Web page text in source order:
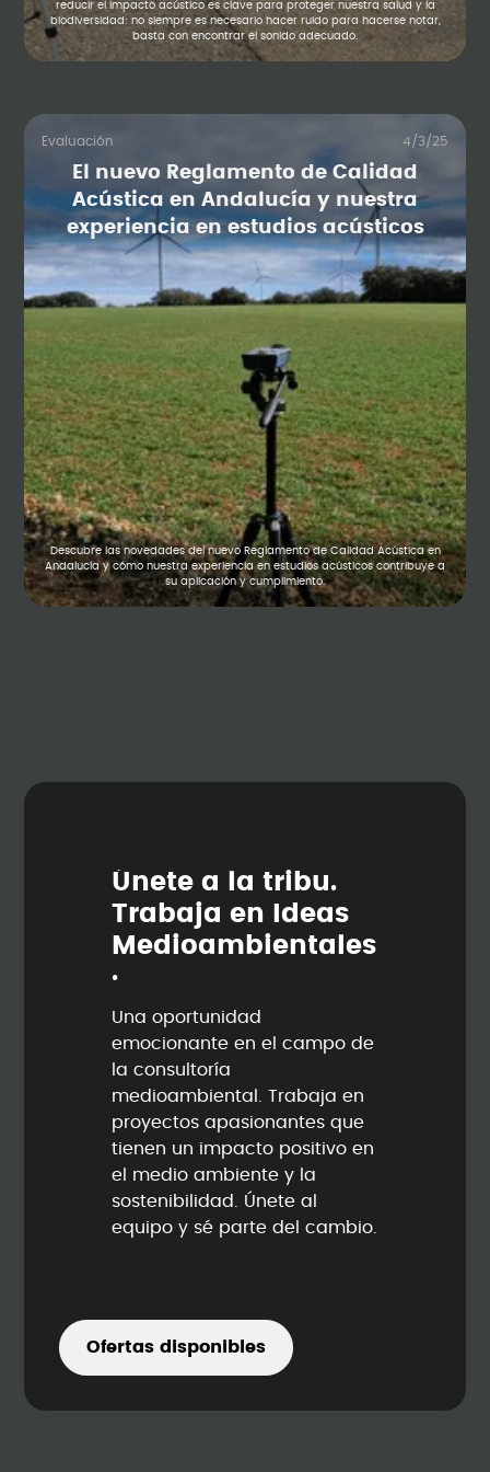
reducir el impacto acústico es clave para proteger nuestra salud y la
biodiversidad: no siempre es necesario hacer ruido para hacerse notar,
basta con encontrar el sonido adecuado.
Evaluación 4/3/25
El nuevo Reglamento de Calidad
Acústica en Andalucía y nuestra
experiencia en estudios acústicos
Descubre las novedades del nuevo Reglamento de Calidad Acústica en
Andalucía y cómo nuestra experiencia en estudios acústicos contribuye a
su aplicación y cumplimiento.
Únete a la tribu.
Trabaja en Ideas
Medioambienta les
.
Una oportunidad
emocionante en el campo de
la consultoría
medioambiental. Trabaja en
proyectos apasionantes que
tienen un impacto positivo en
el medio ambiente y la
sostenibilidad. Únete al
equipo y sé parte del cambio.
Ofertas disponibles